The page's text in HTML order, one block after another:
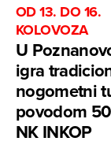
OD 13. DO 16.
KOLOVOZA
U
igra
nogometni
povodom
NK INKOP